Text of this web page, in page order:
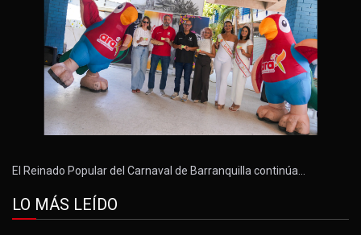
El Reinado Popular del Carnaval de Barranquilla continúa…
LO MÁS LEÍDO